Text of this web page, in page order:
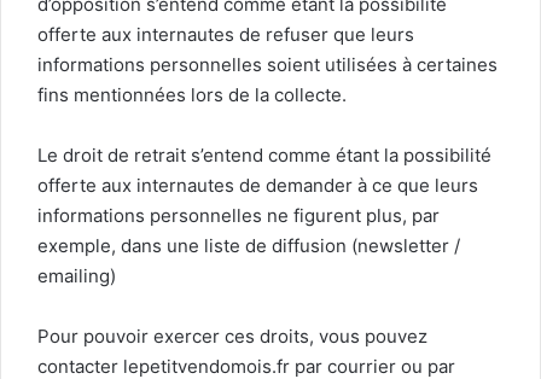
offerte aux internautes de refuser que leurs
informations personnelles soient utilisées à certaines
fins mentionnées lors de la collecte.
Le droit de retrait s’entend comme étant la possibilité
offerte aux internautes de demander à ce que leurs
informations personnelles ne figurent plus, par
exemple, dans une liste de diffusion (newsletter /
emailing)
Pour pouvoir exercer ces droits, vous pouvez
contacter lepetitvendomois.fr par courrier ou par